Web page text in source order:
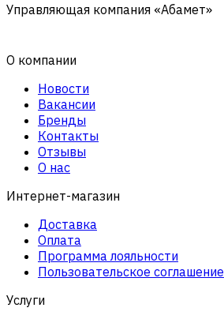
Управляющая компания «Абамет»
О компании
Новости
Вакансии
Бренды
Контакты
Отзывы
О нас
Интернет-магазин
Доставка
Оплата
Программа лояльности
Пользовательское соглашение
Услуги